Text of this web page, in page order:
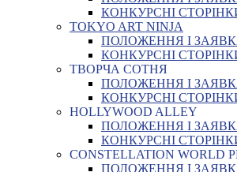
КОНКУРСНІ
TOKYO ART NINJA
ПОЛОЖЕННЯ І
КОНКУРСНІ
ТВОРЧА СОТНЯ
ПОЛОЖЕННЯ І
КОНКУРСНІ
HOLLYWOOD ALLEY
ПОЛОЖЕННЯ І
КОНКУРСНІ
CONSTELLATION WORLD
ПОЛОЖЕННЯ І